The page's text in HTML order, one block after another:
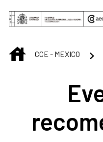
Saltar al contenido
INICIOCCE - MEXICO